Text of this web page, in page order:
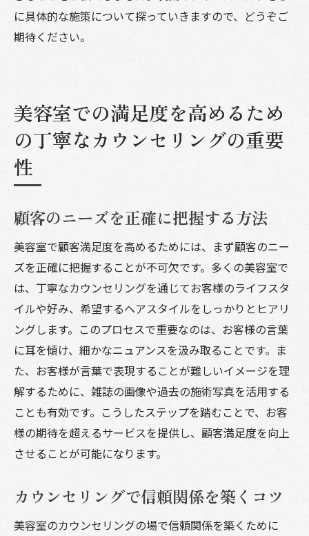
に具体的な施策について探っていきますので、どうぞご
期待ください。
美容室での満足度を高めるため
の丁寧なカウンセリングの重要
性
顧客のニーズを正確に把握する方法
美容室で顧客満足度を高めるためには、まず顧客のニー
ズを正確に把握することが不可欠です。多くの美容室で
は、丁寧なカウンセリングを通じてお客様のライフスタ
イルや好み、希望するヘアスタイルをしっかりとヒアリ
ングします。このプロセスで重要なのは、お客様の言葉
に耳を傾け、細かなニュアンスを汲み取ることです。ま
た、お客様が言葉で表現することが難しいイメージを理
解するために、雑誌の画像や過去の施術写真を活用する
ことも有効です。こうしたステップを踏むことで、お客
様の期待を超えるサービスを提供し、顧客満足度を向上
させることが可能になります。
カウンセリングで信頼関係を築くコツ
美容室のカウンセリングの場で信頼関係を築くために